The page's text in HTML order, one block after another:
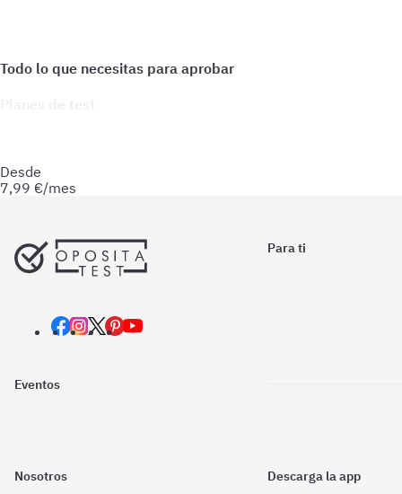
Desde
7,99 €/mes
Para ti
Eventos
Nosotros Descarga la app